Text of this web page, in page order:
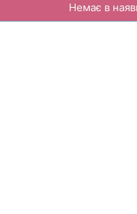
Немає в